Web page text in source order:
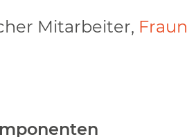
Mitarbeiter,